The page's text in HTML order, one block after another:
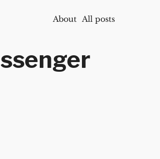
About All posts